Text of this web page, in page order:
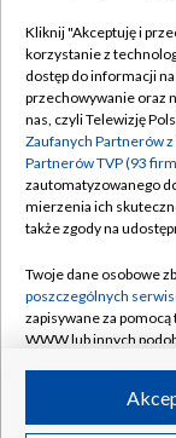
Abonament
Emisja w TVP
Centrum
Naziemna
Rada
System NOS
Informacje o
Program dla
©2026
Kliknij "Akceptuję i
korzystanie z
dostęp do informacji
przechowywanie oraz
nas, czyli Telewizję
Zaufanych Partnerów
Partnerów TVP (93
zautomatyzowanego
mierzenia ich
także zgody na
Twoje dane osobowe
poszczególnych
zapisywane za
WWW lub innych
ruchu w Internecie.